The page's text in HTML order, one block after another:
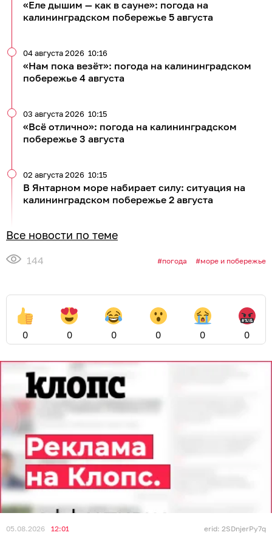
«Еле дышим — как в сауне»: погода на
калининградском побережье 5 августа
«Нам пока везёт»: погода на калининградском
побережье 4 августа
04 августа 2026 10:16
«Всё отлично»: погода на калининградском
побережье 3 августа
03 августа 2026 10:15
В Янтарном море набирает силу: ситуация на
калининградском побережье 2 августа
02 августа 2026 10:15
Все новости по теме
144 погода море и побережье
0 0 0 0 0 0
05.08.2026 12:01 erid: 2SDnjerPy7q